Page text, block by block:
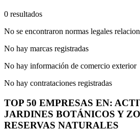
0 resultados
No se encontraron normas legales
No hay marcas registradas
No hay información de comercio exterior
No hay contrataciones registradas
TOP 50 EMPRESAS EN:
JARDINES BOTÁNICOS Y
RESERVAS NATURALES